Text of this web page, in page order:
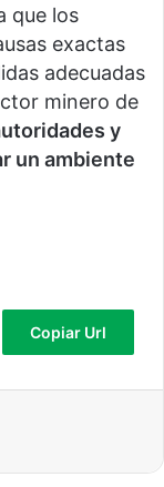
que los
exactas
adecuadas
minero de
y
un ambiente
Copiar Url